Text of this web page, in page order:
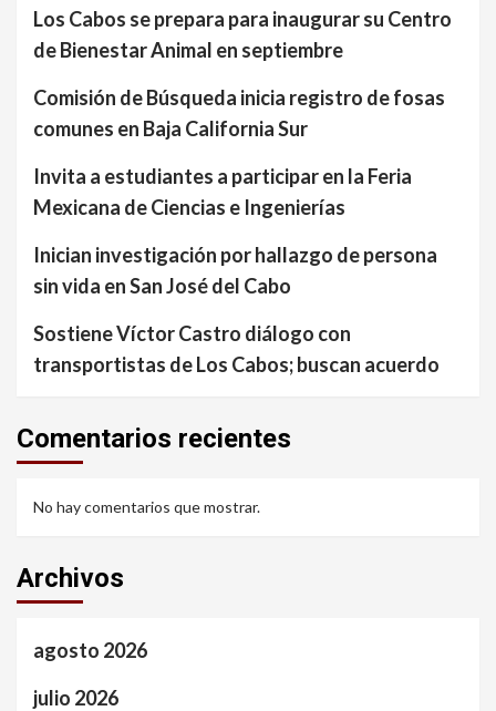
Los Cabos se prepara para inaugurar su Centro
de Bienestar Animal en septiembre
Comisión de Búsqueda inicia registro de fosas
comunes en Baja California Sur
Invita a estudiantes a participar en la Feria
Mexicana de Ciencias e Ingenierías
Inician investigación por hallazgo de persona
sin vida en San José del Cabo
Sostiene Víctor Castro diálogo con
transportistas de Los Cabos; buscan acuerdo
Comentarios recientes
No hay comentarios que mostrar.
Archivos
agosto 2026
julio 2026